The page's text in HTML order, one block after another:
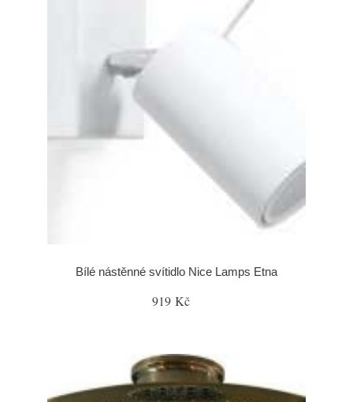
Bílé nástěnné svítidlo Nice Lamps Etna
919 Kč